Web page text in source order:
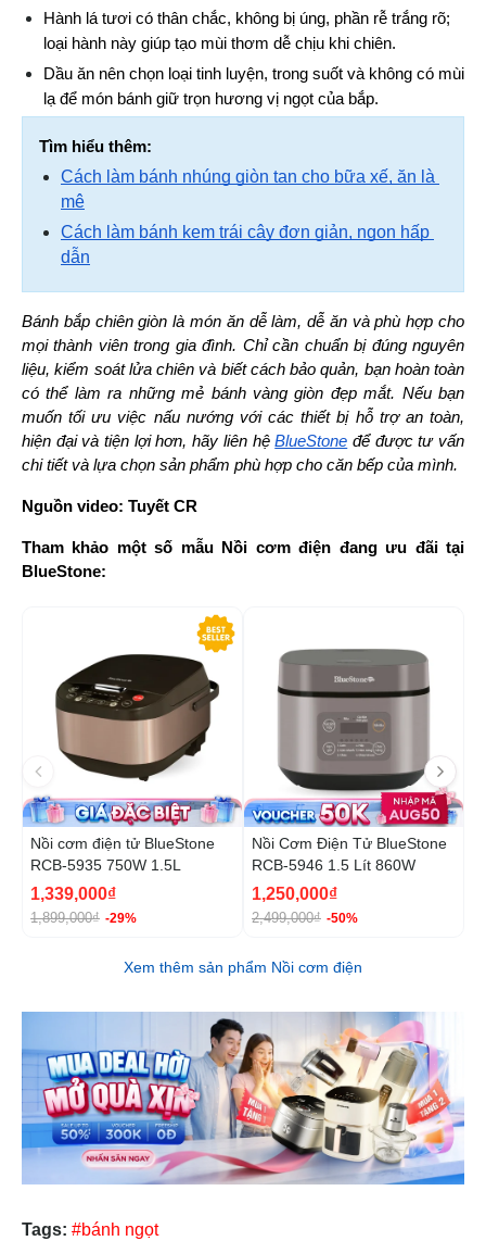
Hành lá tươi có thân chắc, không bị úng, phần rễ trắng rõ;
loại hành này giúp tạo mùi thơm dễ chịu khi chiên.
Dầu ăn nên chọn loại tinh luyện, trong suốt và không có mùi
lạ để món bánh giữ trọn hương vị ngọt của bắp.
Tìm hiểu thêm:
Cách làm bánh nhúng giòn tan cho bữa xế, ăn là
mê
Cách làm bánh kem trái cây đơn giản, ngon hấp
dẫn
Bánh bắp chiên giòn là món ăn dễ làm, dễ ăn và phù hợp cho
mọi thành viên trong gia đình. Chỉ cần chuẩn bị đúng nguyên
liệu, kiểm soát lửa chiên và biết cách bảo quản, bạn hoàn toàn
có thể làm ra những mẻ bánh vàng giòn đẹp mắt. Nếu bạn
muốn tối ưu việc nấu nướng với các thiết bị hỗ trợ an toàn,
hiện đại và tiện lợi hơn, hãy liên hệ BlueStone để được tư vấn
chi tiết và lựa chọn sản phẩm phù hợp cho căn bếp của mình.
Nguồn video: Tuyết CR
Tham khảo một số mẫu Nồi cơm điện đang ưu đãi tại
BlueStone:
Nồi cơm điện tử BlueStone
RCB-5935 750W 1.5L
1,339,000₫
1,899,000₫ -29%
Nồi Cơm Điện Tử BlueStone
RCB-5946 1.5 Lít 860W
1,250,000₫
2,499,000₫ -50%
Xem thêm sản phẩm Nồi cơm điện
Tags: #bánh ngọt